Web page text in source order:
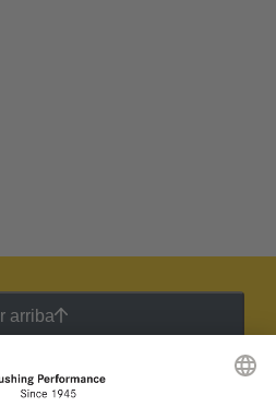
Ir arriba